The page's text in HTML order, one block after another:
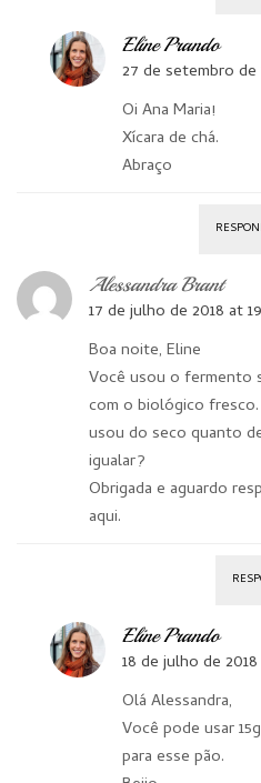
Eline Prando
27 de setembro de
Oi Ana Maria!
Xícara de chá.
Abraço
Alessandra Brant
17 de julho de 2018 at
Boa noite, Eline
Você usou o fermento
com o biológico
usou do seco quanto
igualar?
Obrigada e aguardo
aqui.
Eline Prando
18 de julho de
Olá Alessandra,
Você pode usar
para esse pão.